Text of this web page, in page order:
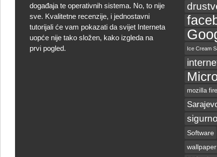
događaja te operativnih sistema. No, to nije
sve. Kvalitetne recenzije, i jednostavni
tutorijali će vam pokazati da svijet Interneta
uopće nije tako složen, kako izgleda na
prvi pogled.
Ice Cream
mozilla
Software
wallpaper